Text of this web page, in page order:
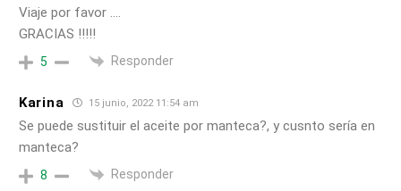
Viaje por favor ….
GRACIAS !!!!!
5 Responder
Karina 15 junio, 2022 11:54 am
Se puede sustituir el aceite por manteca?, y cusnto sería en
manteca?
8 Responder